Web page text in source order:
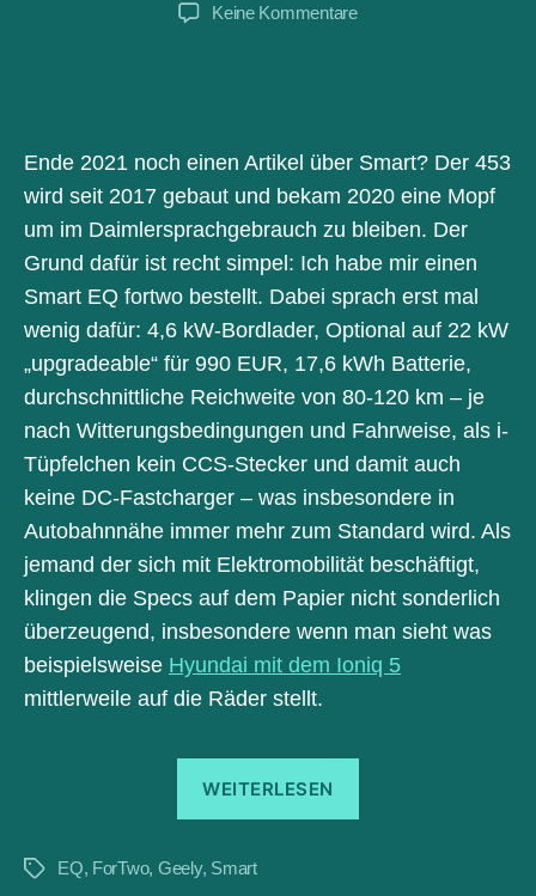
Keine Kommentarezu
der
weitere
Weg
Ende 2021 noch einen Artikel über Smart? Der 453
wird seit 2017 gebaut und bekam 2020 eine Mopf
um im Daimlersprachgebrauch zu bleiben. Der
Grund dafür ist recht simpel: Ich habe mir einen
Smart EQ fortwo bestellt. Dabei sprach erst mal
wenig dafür: 4,6 kW-Bordlader, Optional auf 22 kW
„upgradeable“ für 990 EUR, 17,6 kWh Batterie,
durchschnittliche Reichweite von 80-120 km – je
nach Witterungsbedingungen und Fahrweise, als i-
Tüpfelchen kein CCS-Stecker und damit auch
keine DC-Fastcharger – was insbesondere in
Autobahnnähe immer mehr zum Standard wird. Als
jemand der sich mit Elektromobilität beschäftigt,
klingen die Specs auf dem Papier nicht sonderlich
überzeugend, insbesondere wenn man sieht was
beispielsweise Hyundai mit dem Ioniq 5
mittlerweile auf die Räder stellt.
WEITERLESEN
Schlagwörter
EQ, ForTwo, Geely, Smart